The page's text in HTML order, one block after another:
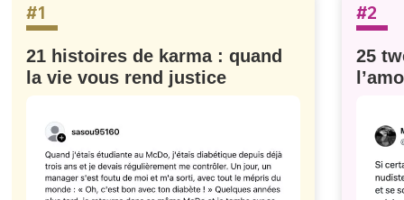
#1
21 histoires de karma : quand
la vie vous rend justice
#2
25